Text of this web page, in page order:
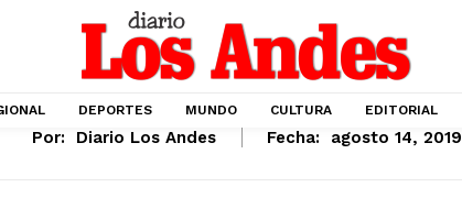
DEPORTES MUNDO CULTURA EDITORIAL
Por: Diario Los Andes Fecha: agosto 14, 2019